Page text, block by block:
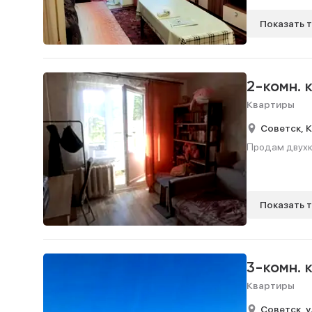
Показать
2-комн.
Квартиры
Советск,
Продам
Показать
3-комн.
Квартиры
Советск,